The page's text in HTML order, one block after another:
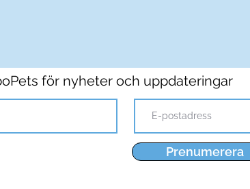
för nyheter och uppdateringar
Prenumerera